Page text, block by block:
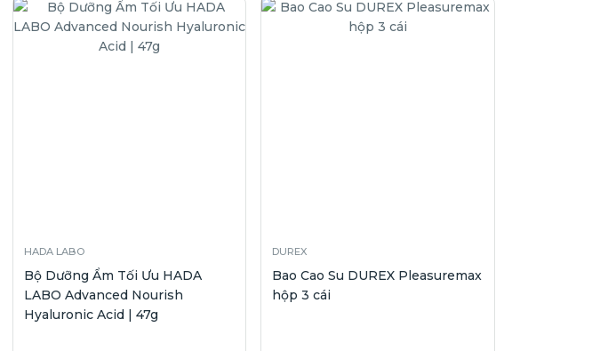
HADA LABO
Bộ Dưỡng Ẩm Tối Ưu HADA
LABO Advanced Nourish
Hyaluronic Acid | 47g
DUREX
Bao Cao Su DUREX Pleasuremax
hộp 3 cái